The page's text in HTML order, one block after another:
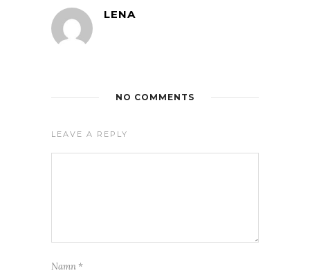
LENA
NO COMMENTS
LEAVE A REPLY
Namn *